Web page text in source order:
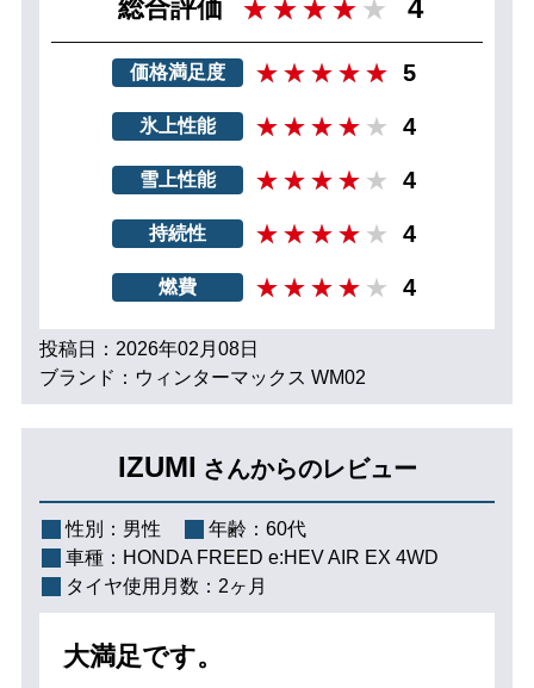
総合評価 4
価格満足度 5
氷上性能 4
雪上性能 4
持続性 4
燃費 4
投稿日：2026年02月08日
ブランド：ウィンターマックス WM02
IZUMI さんからのレビュー
性別： 男性 年齢： 60代
車種： HONDA FREED e:HEV AIR EX 4WD
タイヤ使用月数： 2ヶ月
大満足です。